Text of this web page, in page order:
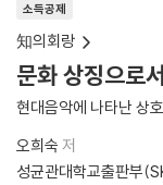
소득공제
知의회랑
문화 상징으로
현대음악에 나타난 상
오희숙 저
성균관대학교출판부